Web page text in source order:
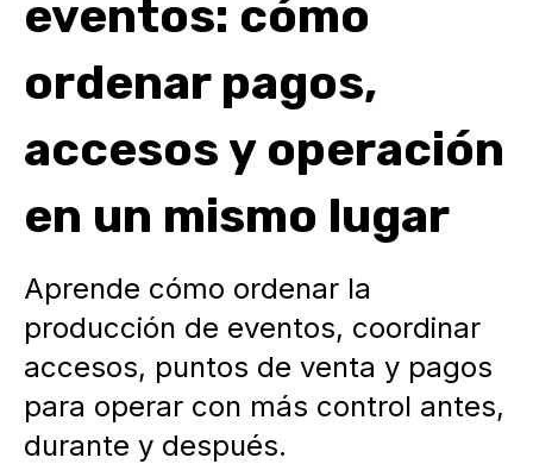
eventos: cómo
ordenar pagos,
accesos y operación
en un mismo lugar
Aprende cómo ordenar la
producción de eventos, coordinar
accesos, puntos de venta y pagos
para operar con más control antes,
durante y después.